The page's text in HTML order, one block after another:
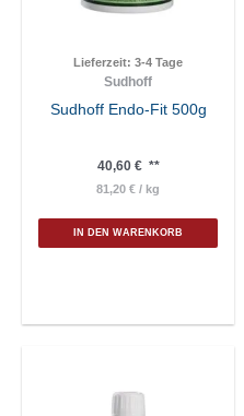
Lieferzeit: 3-4 Tage
Sudhoff
Sudhoff Endo-Fit 500g
40,60 €**
81,20 € / kg
IN DEN WARENKORB